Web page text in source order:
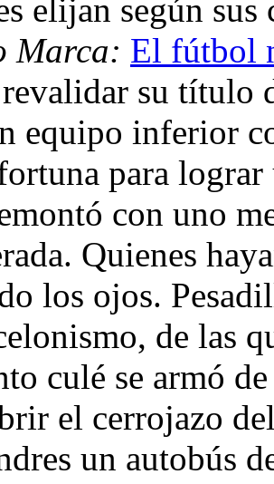
elijan según
Marca: El fútbol
su título
equipo inferior
para
con uno
Quienes
los ojos.
de las
culé se armó
el cerrojazo
un autobús